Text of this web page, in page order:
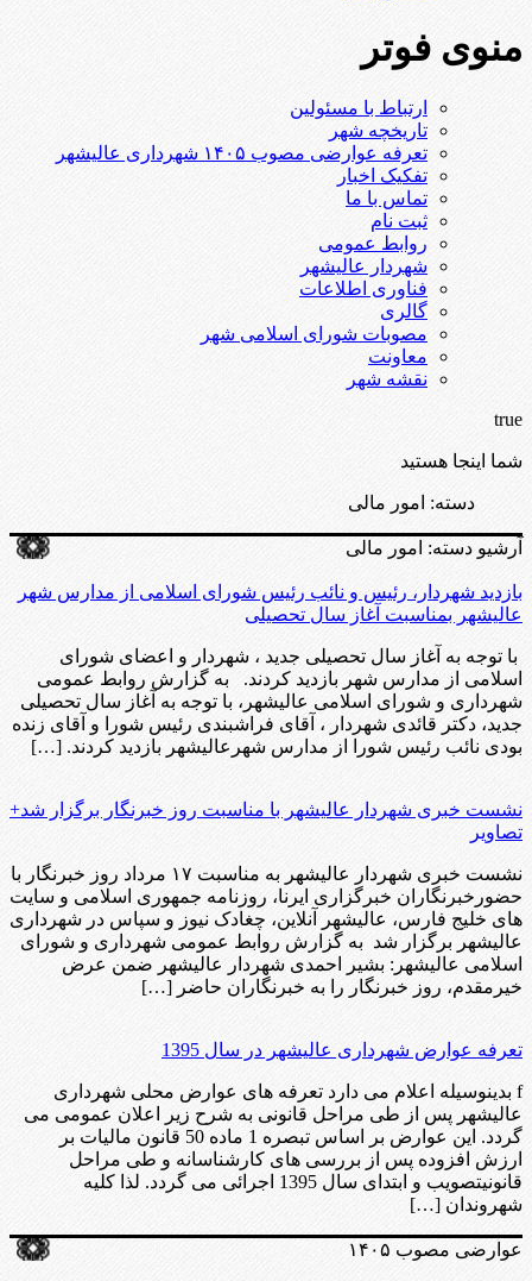
منوی فوتر
ارتباط با مسئولین
تاریخچه شهر
تعرفه عوارضی مصوب ۱۴۰۵ شهرداری عالیشهر
تفکیک اخبار
تماس با ما
ثبت نام
روابط عمومی
شهردار عالیشهر
فناوری اطلاعات
گالری
مصوبات شورای اسلامی شهر
معاونت
نقشه شهر
true
شما اینجا هستید
دسته: امور مالی
آرشیو دسته: امور مالی
بازدید شهردار، رئیس و نائب رئیس شورای اسلامی از مدارس شهر
عالیشهر بمناسبت آغاز سال تحصیلی
با توجه به آغاز سال تحصیلی جدید ، شهردار و اعضای شورای
اسلامی از مدارس شهر بازدید کردند. به گزارش روابط عمومی
شهرداری و شورای اسلامی عالیشهر، با توجه به آغاز سال تحصیلی
جدید، دکتر قائدی شهردار ، آقای فراشبندی رئیس شورا و آقای زنده
بودی نائب رئیس شورا از مدارس شهرعالیشهر بازدید کردند. […]
نشست خبری شهردار عالیشهر با مناسبت روز خبرنگار برگزار شد+
تصاویر
نشست خبری شهردار عالیشهر به مناسبت ۱۷ مرداد روز خبرنگار با
حضورخبرنگاران خبرگزاری ایرنا، روزنامه جمهوری اسلامی و سایت
های خلیج فارس، عالیشهر آنلاین، چغادک نیوز و سپاس در شهرداری
عالیشهر برگزار شد به گزارش روابط عمومی شهرداری و شورای
اسلامی عالیشهر: بشیر احمدی شهردار عالیشهر ضمن عرض
خیرمقدم، روز خبرنگار را به خبرنگاران حاضر […]
تعرفه عوارض شهرداری عالیشهر در سال 1395
f بدینوسیله اعلام می دارد تعرفه های عوارض محلی شهرداری
عالیشهر پس از طی مراحل قانونی به شرح زیر اعلان عمومی می
گردد. این عوارض بر اساس تبصره 1 ماده 50 قانون مالیات بر
ارزش افزوده پس از بررسی های کارشناسانه و طی مراحل
قانونیتصویب و ابتدای سال 1395 اجرائی می گردد. لذا کلیه
شهروندان […]
عوارضی مصوب ۱۴۰۵